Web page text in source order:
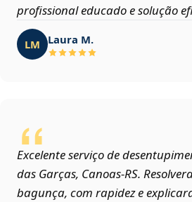
profissional educado e solução
LM Laura M.
Excelente serviço de
das Garças, Canoas‑RS.
bagunça, com rapidez e